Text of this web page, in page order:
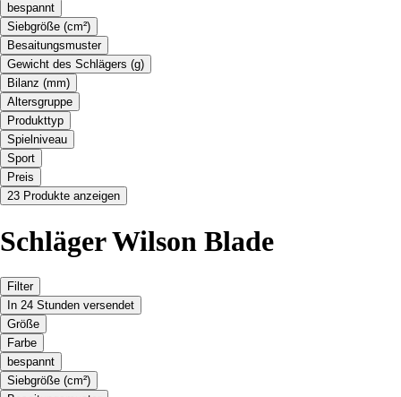
bespannt
Siebgröße (cm²)
Besaitungsmuster
Gewicht des Schlägers (g)
Bilanz (mm)
Altersgruppe
Produkttyp
Spielniveau
Sport
Preis
23 Produkte anzeigen
Schläger Wilson Blade
Filter
In 24 Stunden versendet
Größe
Farbe
bespannt
Siebgröße (cm²)